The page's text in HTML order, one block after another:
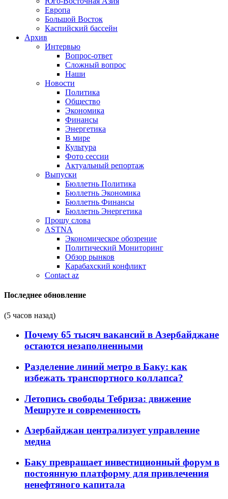
Европа
Большой Восток
Каспийский бассейн
Архив
Интервью
Вопрос-ответ
Сложный вопрос
Наши
Новости
Политика
Общество
Экономика
Финансы
Энергетика
В мире
Культура
Фото сессии
Актуальный репортаж
Выпуски
Бюллетнь Политика
Бюллетнь Экономика
Бюллетнь Финансы
Бюллетнь Энергетика
Прошу слова
ASTNA
Экономическое обозрение
Политический Мониторинг
Обзор рынков
Карабахский конфликт
Contact az
Последнее обновление
(5 часов назад)
Почему 65 тысяч вакансий в Азербайджане
остаются незаполненными
Разделение линий метро в Баку: как
избежать транспортного коллапса?
Летопись свободы Тебриза: движение
Мешруте и современность
Азербайджан централизует управление
медиа
Баку превращает инвестиционный форум в
постоянную платформу для привлечения
ненефтяного капитала